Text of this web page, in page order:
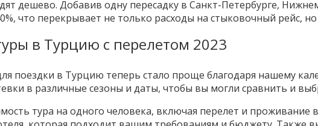
дешево. Добавив одну пересадку в Санкт-Петербурге,
что перекрывает не только расходы на стыковочный рейс,
в Турцию с перелетом 2023
поездки в Турцию теперь стало проще благодаря нашему
в различные сезоны и даты, чтобы вы могли сравнить и
тура на одного человека, включая перелет и